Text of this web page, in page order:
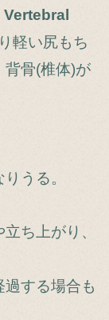
Vertebral
軽い尻もち
背骨(椎体)が
うる。
ち上がり、
する場合も